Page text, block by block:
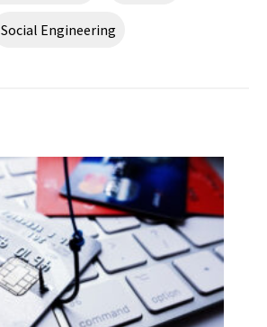
Social Engineering